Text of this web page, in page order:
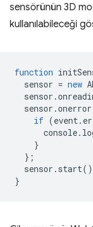
sensörünün 3D
kullanılabileceği
function
sensor = new
sensor .
sensor .onerror
if (event .
console.
}
};
sensor . start
}